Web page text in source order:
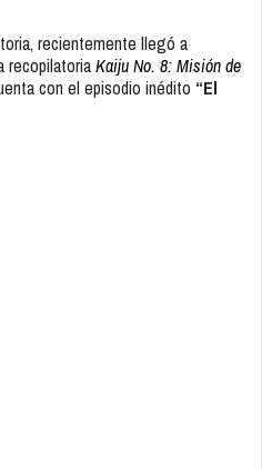
recientemente llegó a
recopilatoriaKaiju No. 8: Misión de
con el episodio inédito “El